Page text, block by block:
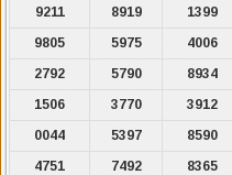
9211
8919 1399
9805
5975 4006
2792
5790 8934
1506
3770 3912
0044
5397 8590
4751
7492 8365